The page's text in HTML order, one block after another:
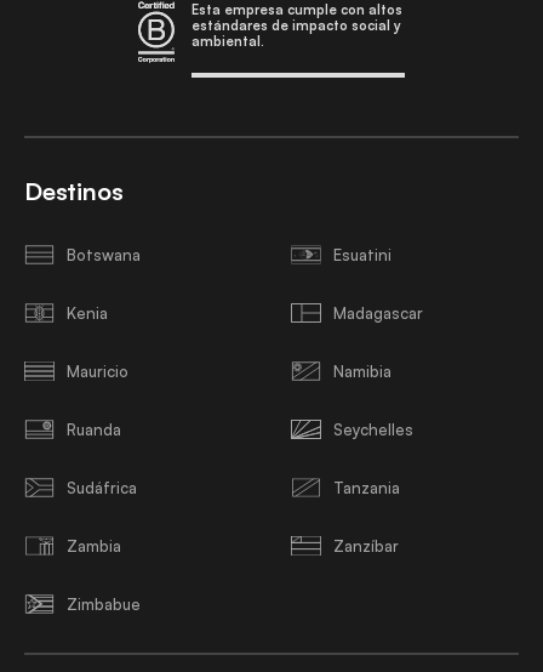
Esta empresa cumple con altos
estándares de impacto social y
ambiental.
Destinos
Botswana Esuatini
Kenia Madagascar
Mauricio Namibia
Ruanda Seychelles
Sudáfrica Tanzania
Zambia Zanzíbar
Zimbabue